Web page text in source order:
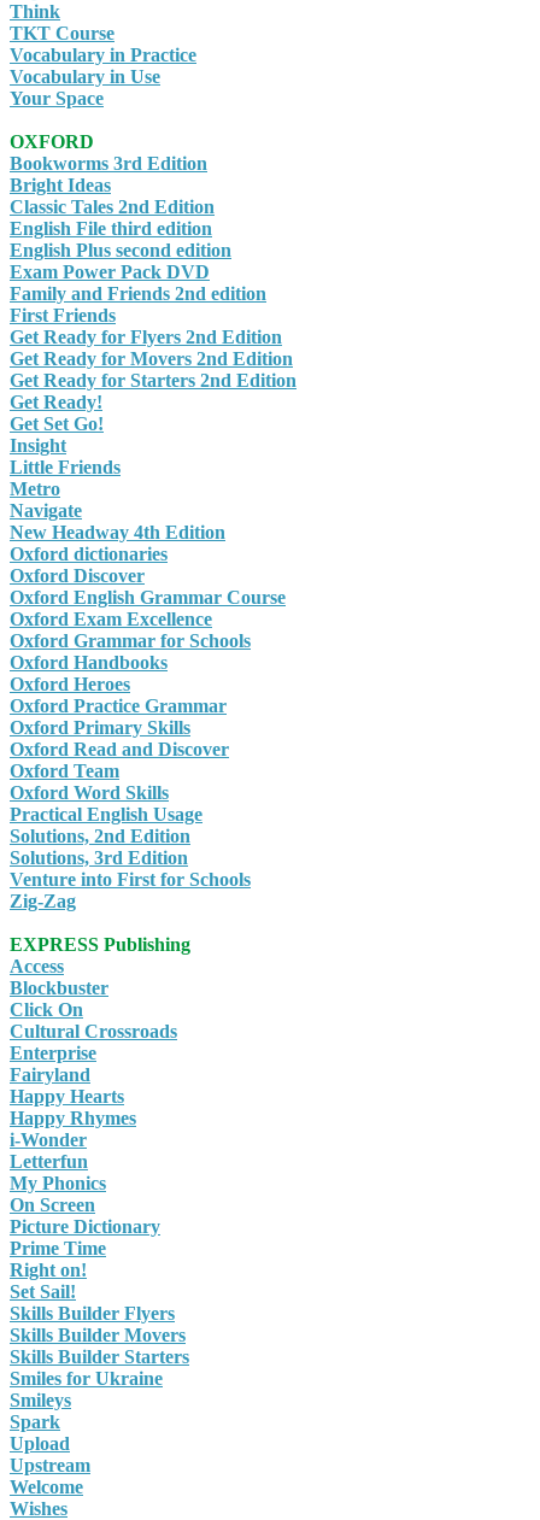
Think
TKT Course
Vocabulary in Practice
Vocabulary in Use
Your Space
OXFORD
Bookworms 3rd Edition
Bright Ideas
Classic Tales 2nd Edition
English File third edition
English Plus second edition
Exam Power Pack DVD
Family and Friends 2nd edition
First Friends
Get Ready for Flyers 2nd Edition
Get Ready for Movers 2nd Edition
Get Ready for Starters 2nd Edition
Get Ready!
Get Set Go!
Insight
Little Friends
Metro
Navigate
New Headway 4th Edition
Oxford dictionaries
Oxford Discover
Oxford English Grammar Course
Oxford Exam Excellence
Oxford Grammar for Schools
Oxford Handbooks
Oxford Heroes
Oxford Practice Grammar
Oxford Primary Skills
Oxford Read and Discover
Oxford Team
Oxford Word Skills
Practical English Usage
Solutions, 2nd Edition
Solutions, 3rd Edition
Venture into First for Schools
Zig-Zag
EXPRESS Publishing
Access
Blockbuster
Click On
Cultural Crossroads
Enterprise
Fairyland
Happy Hearts
Happy Rhymes
i-Wonder
Letterfun
My Phonics
On Screen
Picture Dictionary
Prime Time
Right on!
Set Sail!
Skills Builder Flyers
Skills Builder Movers
Skills Builder Starters
Smiles for Ukraine
Smileys
Spark
Upload
Upstream
Welcome
Wishes